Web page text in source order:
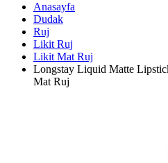
Anasayfa
Dudak
Ruj
Likit Ruj
Likit Mat Ruj
Longstay Liquid Matte
Mat Ruj